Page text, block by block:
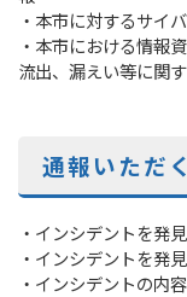
・本市に対するサイ
・本市における情報
流出、漏えい等に関
通報いただ
・インシデントを発
・インシデントを発
・インシデントの内